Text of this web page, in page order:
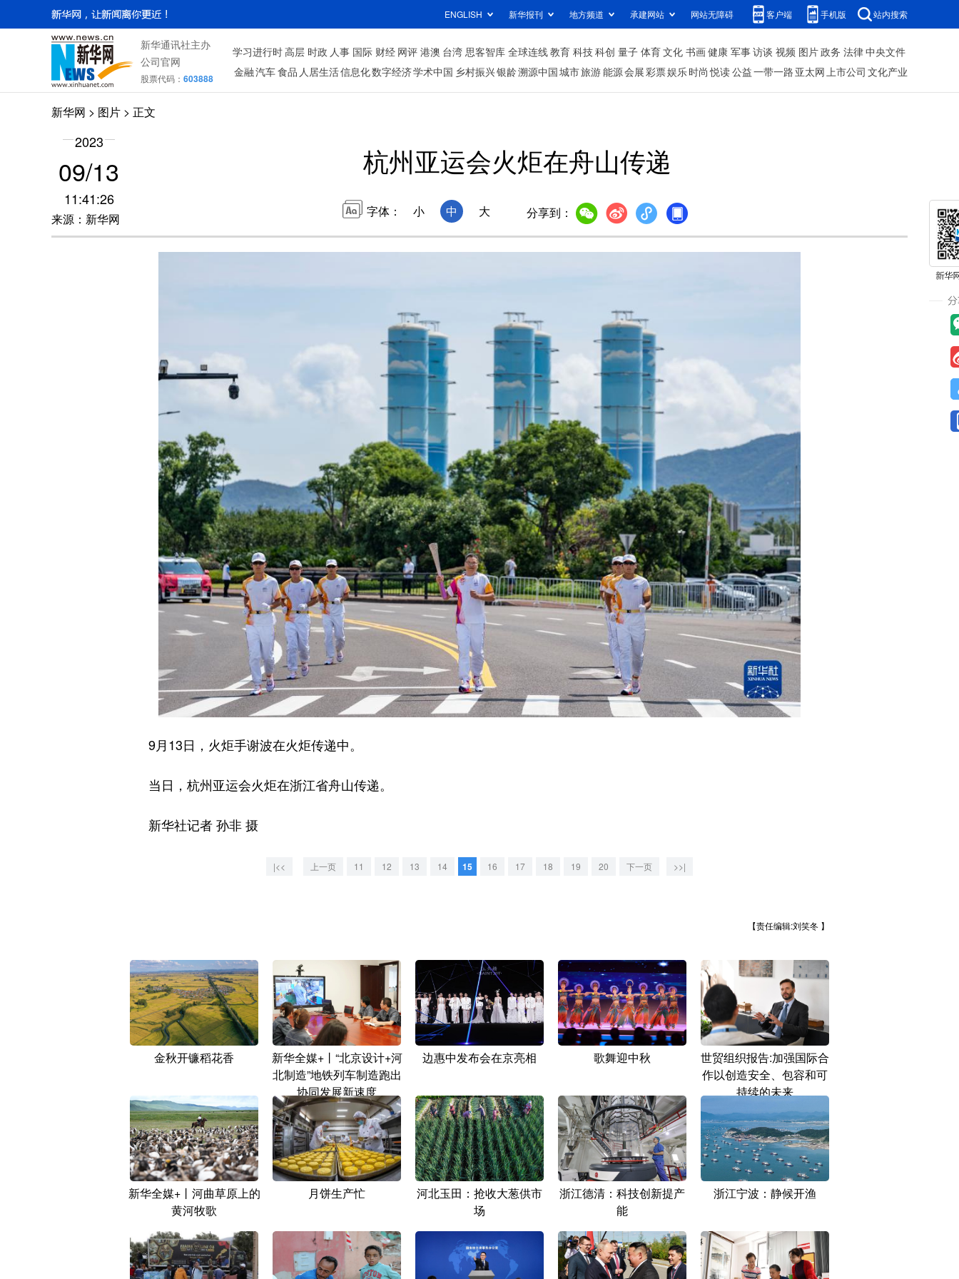
ENGLISH 新华报刊 地方频道 承建网站 网站无障碍 客户端 手机版 站内搜索
新华通讯社主办
公司官网
股票代码： 603888
学习进行时高层 时政 人事 国际 财经 网评 港澳 台湾 思客智库 全球连线教育 科技科创 量子 体育文化 书画健康 军事访谈 视频 图片政务 法律中央文件
金融汽车食品 人居生活信息化数字经济学术中国 乡村振兴银龄溯源中国城市旅游能源会展彩票娱乐时尚 悦读公益一带一路 亚太网上市公司 文化产业
新华网 > 图片 > 正文
2023
09/13
11:41:26
来源：新华网
杭州亚运会火炬在舟山传递
字体： 小 中 大 分享到：
9月13日，火炬手谢波在火炬传递中。
当日，杭州亚运会火炬在浙江省舟山传递。
新华社记者 孙非 摄
|<< 上一页 11 12 13 14 15 16 17 18 19 20 下一页 >>|
【责任编辑:刘笑冬 】
金秋开镰稻花香
新华全媒+丨“北京设计+河
北制造”地铁列车制造跑出
协同发展新速度
边惠中发布会在京亮相 歌舞迎中秋
世贸组织报告:加强国际合
作以创造安全、包容和可
持续的未来
新华全媒+丨河曲草原上的
黄河牧歌
月饼生产忙
河北玉田：抢收大葱供市
场
浙江德清：科技创新提产
能
浙江宁波：静候开渔